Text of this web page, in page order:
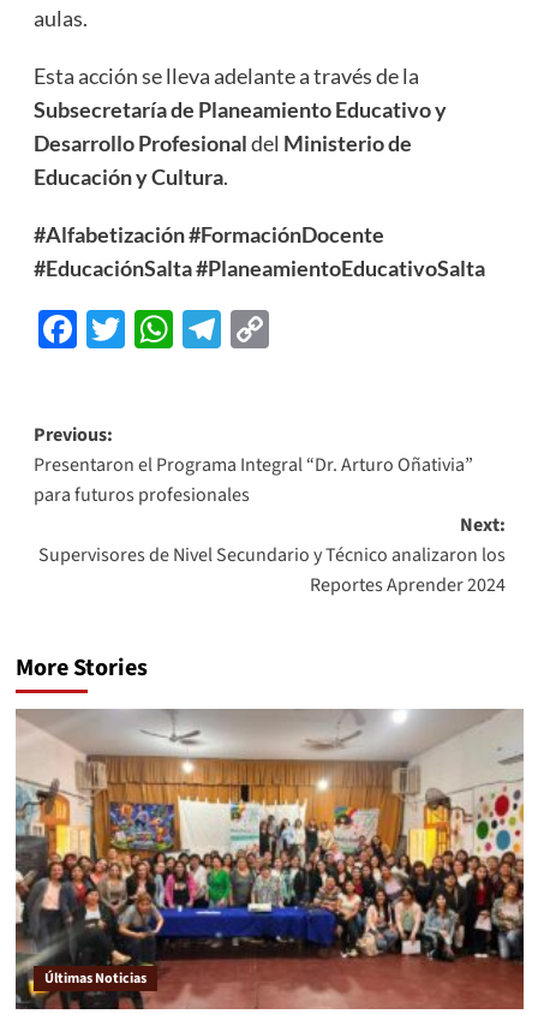
aulas.
Esta acción se lleva adelante a través de la
Subsecretaría de Planeamiento Educativo y
Desarrollo Profesionaldel Ministerio de
Educación y Cultura.
#Alfabetización#FormaciónDocente
#EducaciónSalta#PlaneamientoEducativoSalta
Facebook
Twitter
WhatsApp
Telegram
Copy
Previous:
Presentaron el Programa Integral “Dr. Arturo Oñativia”
para futuros profesionales
Next:
Supervisores de Nivel Secundario y Técnico analizaron los
Reportes Aprender 2024
More Stories
Últimas Noticias